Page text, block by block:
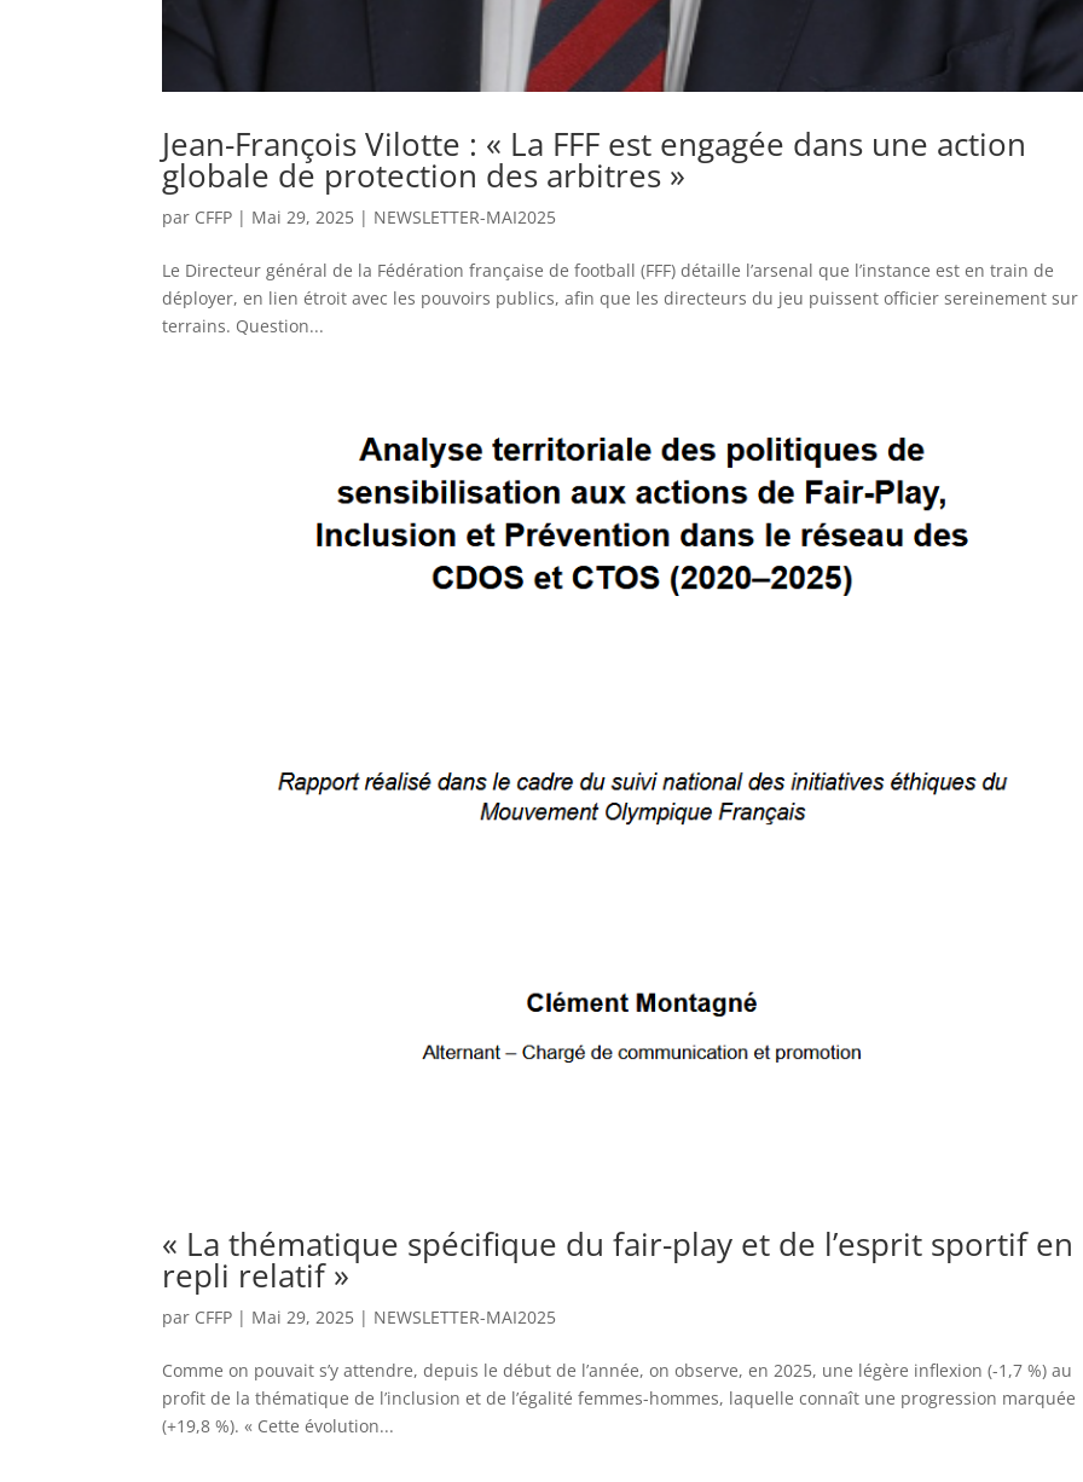
Jean-François Vilotte : « La FFF est engagée dans une action
globale de protection des arbitres »
par CFFP | Mai 29, 2025 | NEWSLETTER-MAI2025
Le Directeur général de la Fédération française de football (FFF) détaille l’arsenal que l’instance est en train de
déployer, en lien étroit avec les pouvoirs publics, afin que les directeurs du jeu puissent officier sereinement sur
terrains. Question...
« La thématique spécifique du fair-play et de l’esprit sportif en
repli relatif »
par CFFP | Mai 29, 2025 | NEWSLETTER-MAI2025
Comme on pouvait s’y attendre, depuis le début de l’année, on observe, en 2025, une légère inflexion (-1,7 %) au
profit de la thématique de l’inclusion et de l’égalité femmes-hommes, laquelle connaît une progression marquée
(+19,8 %). « Cette évolution...